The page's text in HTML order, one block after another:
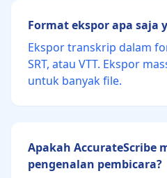
Format ekspor apa saja
Ekspor transkrip dalam
SRT, atau VTT. Ekspor
untuk banyak file.
Apakah AccurateScribe
pengenalan pembicara?